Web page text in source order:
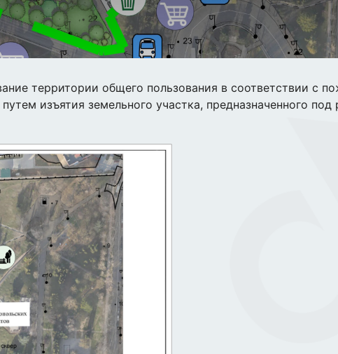
территории общего пользования в соответствии с
изъятия земельного участка, предназначенного